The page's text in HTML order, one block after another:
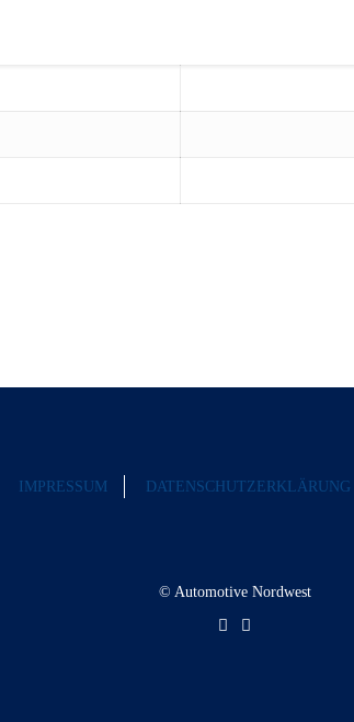
IMPRESSUM DATENSCHUTZERKLÄRUNG
© Automotive Nordwest